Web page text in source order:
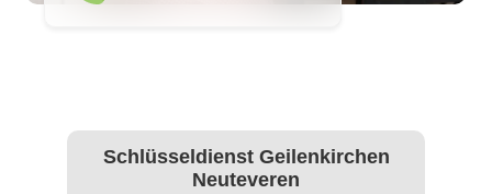
Schlüsseldienst Geilenkirchen
Neuteveren